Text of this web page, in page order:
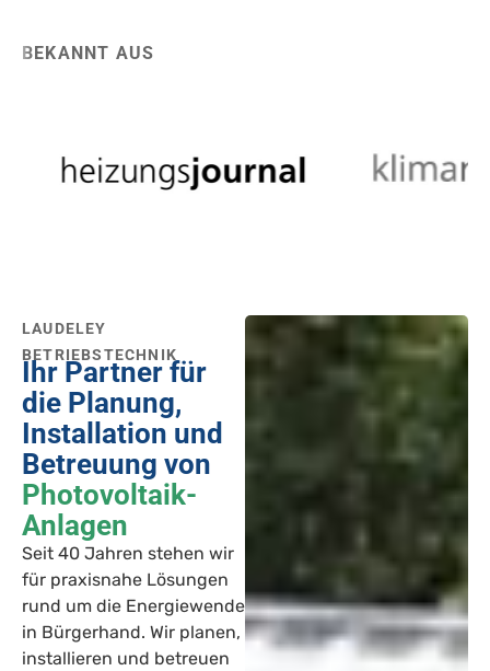
BEKANNT AUS
LAUDELEY
BETRIEBSTECHNIK
Ihr Partner für
die Planung,
Installation und
Betreuung von
Photovoltaik-
Anlagen
Seit 40 Jahren stehen wir
für praxisnahe Lösungen
rund um die Energiewende
in Bürgerhand. Wir planen,
installieren und betreuen